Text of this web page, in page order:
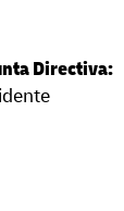
Directiva: